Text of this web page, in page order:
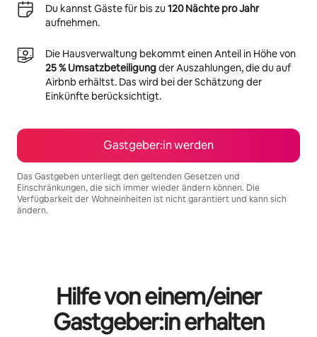
Du kannst Gäste für bis zu 120 Nächte pro Jahr
aufnehmen.
Die Hausverwaltung bekommt einen Anteil in Höhe von
25 % Umsatzbeteiligungder Auszahlungen, die du auf
Airbnb erhältst. Das wird bei der Schätzung der
Einkünfte berücksichtigt.
Gastgeber:in werden
Das Gastgeben unterliegt den geltenden Gesetzen und
Einschränkungen, die sich immer wieder ändern können. Die
Verfügbarkeit der Wohneinheiten ist nicht garantiert und kann sich
ändern.
Hilfe von einem/einer
Gastgeber:in erhalten